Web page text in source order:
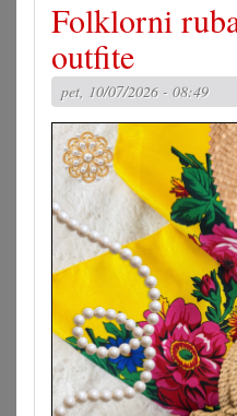
hit
na
mjenovskoj
pozornici
Folklorni
outfite
pet, 10/07/2026 - 08:49